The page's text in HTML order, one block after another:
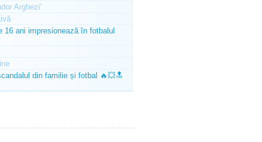
Arghezi'
ani impresionează în fotbalul
din familie și fotbal 🔥💥🔝